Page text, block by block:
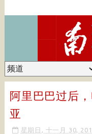
阿里巴巴过后
亚
星期日, 十一月 30,